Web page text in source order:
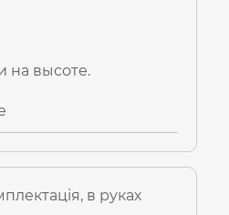
елементів живлення
під час заряджання.
в складних та
на высоте.
в руках